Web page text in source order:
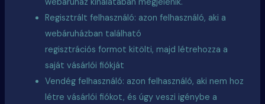
Regisztrált felhasználó: azon felhasználó, aki a
webáruházban található
regisztrációsformot kitölti, majd létrehozza a
saját vásárlói fiókját
Vendég felhasználó: azon felhasználó, aki nem hoz
létre vásárlói fiókot, és úgy veszi igénybe a